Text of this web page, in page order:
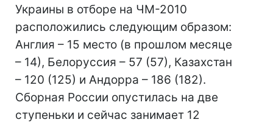
Украины в отборе на ЧМ-2010
расположились следующим образом:
Англия – 15 место (в прошлом месяце
– 14), Белоруссия – 57 (57), Казахстан
– 120 (125) и Андорра – 186 (182).
Сборная России опустилась на две
ступеньки и сейчас занимает 12